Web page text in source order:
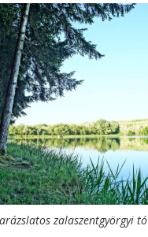
zalaszentgyörgyi tó